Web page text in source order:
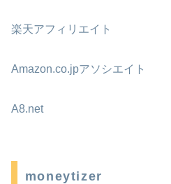
楽天アフィリエイト
Amazon.co.jpアソシエイト
A8.net
moneytizer